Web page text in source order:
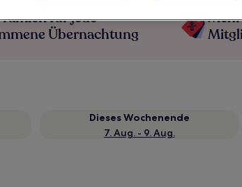
für jede
Übernachtung
Dieses Wochenende
7. Aug. - 9. Aug.